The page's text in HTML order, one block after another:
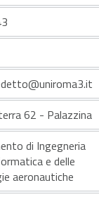
62 - Palazzina
di Ingegneria
e delle
aeronautiche